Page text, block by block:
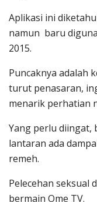
Aplikasi ini
namun baru
2015.
Puncaknya adalah
turut penasaran,
menarik perhatian
Yang perlu diingat,
lantaran ada
remeh.
Pelecehan seksual
bermain Ome TV.